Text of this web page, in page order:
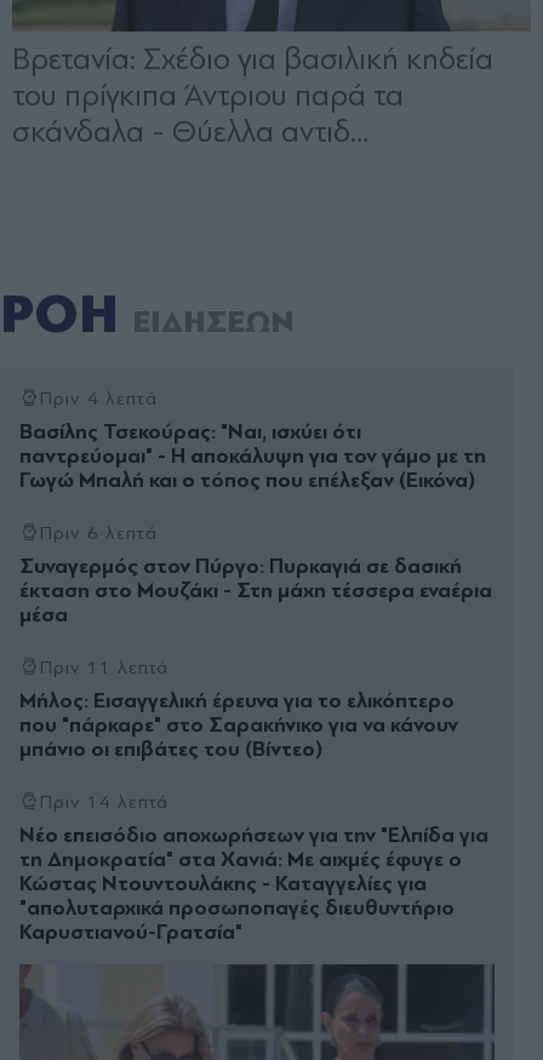
ΡΟΗ ΕΙΔΗΣΕΩΝ
Πριν 4 λεπτά
Βασίλης Τσεκούρας: "Ναι, ισχύει ότι
παντρεύομαι" - Η αποκάλυψη για τον γάμο με τη
Γωγώ Μπαλή και ο τόπος που επέλεξαν (Εικόνα)
Πριν 6 λεπτά
Συναγερμός στον Πύργο: Πυρκαγιά σε δασική
έκταση στο Μουζάκι - Στη μάχη τέσσερα εναέρια
μέσα
Πριν 11 λεπτά
Μήλος: Εισαγγελική έρευνα για το ελικόπτερο
που "πάρκαρε" στο Σαρακήνικο για να κάνουν
μπάνιο οι επιβάτες του (Βίντεο)
Πριν 14 λεπτά
Νέο επεισόδιο αποχωρήσεων για την "Ελπίδα για
τη Δημοκρατία" στα Χανιά: Με αιχμές έφυγε ο
Κώστας Ντουντουλάκης - Καταγγελίες για
"απολυταρχικά προσωποπαγές διευθυντήριο
Καρυστιανού-Γρατσία"